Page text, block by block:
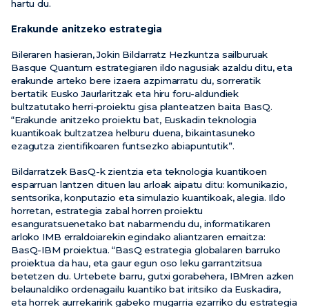
hartu du.
Erakunde anitzeko estrategia
Bileraren hasieran, Jokin Bildarratz Hezkuntza sailburuak
Basque Quantum estrategiaren ildo nagusiak azaldu ditu, eta
erakunde arteko bere izaera azpimarratu du, sorreratik
bertatik Eusko Jaurlaritzak eta hiru foru-aldundiek
bultzatutako herri-proiektu gisa planteatzen baita BasQ.
“Erakunde anitzeko proiektu bat, Euskadin teknologia
kuantikoak bultzatzea helburu duena, bikaintasuneko
ezagutza zientifikoaren funtsezko abiapuntutik”.
Bildarratzek BasQ-k zientzia eta teknologia kuantikoen
esparruan lantzen dituen lau arloak aipatu ditu: komunikazio,
sentsorika, konputazio eta simulazio kuantikoak, alegia. Ildo
horretan, estrategia zabal horren proiektu
esanguratsuenetako bat nabarmendu du, informatikaren
arloko IMB erraldoiarekin egindako aliantzaren emaitza:
BasQ-IBM proiektua. “BasQ estrategia globalaren barruko
proiektua da hau, eta gaur egun oso leku garrantzitsua
betetzen du. Urtebete barru, gutxi gorabehera, IBMren azken
belaunaldiko ordenagailu kuantiko bat iritsiko da Euskadira,
eta horrek aurrekaririk gabeko mugarria ezarriko du estrategia